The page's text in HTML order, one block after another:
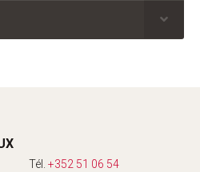
Tél. +352 51 06 54